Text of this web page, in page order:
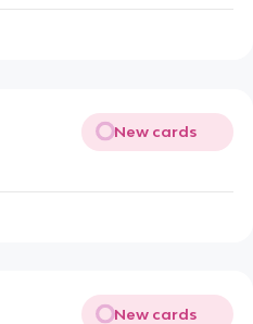
New cards
New cards